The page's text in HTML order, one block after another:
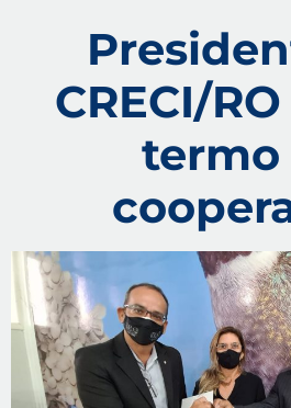
CRECI/
termo